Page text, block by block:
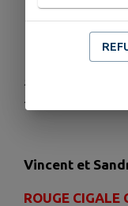
Tous les soirs,
grignoter sur
saison, cuisinés
Vincent et
ROUGE CIGALE